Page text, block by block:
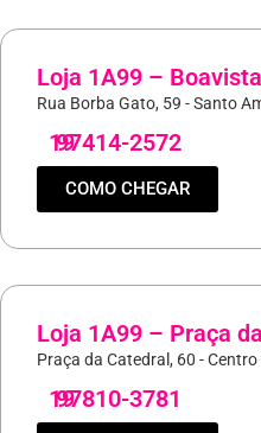
Loja 1A99 –
Rua Borba Gato, 59 - Santo
19
97414-2572
COMO CHEGAR
Loja 1A99 – Praça
Praça da Catedral, 60 -
19
97810-3781